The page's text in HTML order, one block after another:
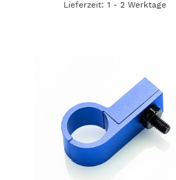
Lieferzeit: 1 - 2 Werktage